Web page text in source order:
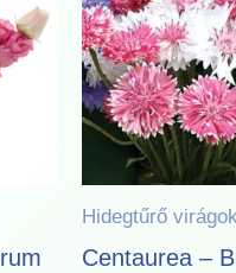
Hidegtűrő virágok
Centaurea –